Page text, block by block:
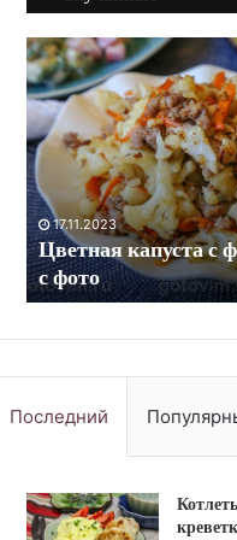
Скумбрия
в
духовке
с
морковью
и
луком.
Рецепт
с
фото
10.09.2023
Скумбрия в
луком. Рецепт с
Последний